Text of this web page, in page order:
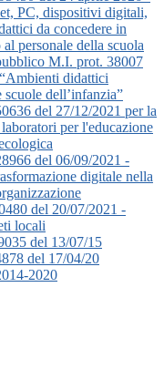
PC, dispositivi digitali,
da concedere in
al personale della scuola
M.I. prot. 38007
didattici
dell’infanzia”
del 27/12/2021 per la
per l'educazione
del 06/09/2021 -
digitale nella
del 20/07/2021 -
locali
del 13/07/15
del 17/04/20
2020